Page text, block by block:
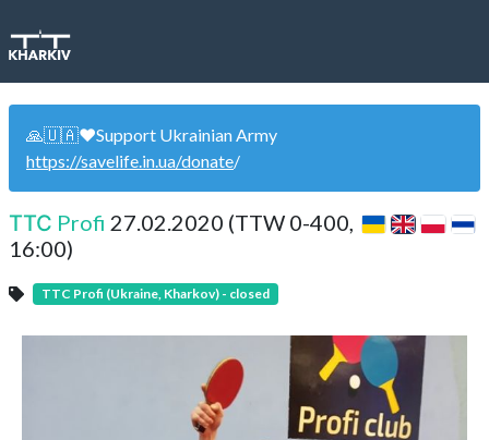
🙏🇺🇦❤️Support Ukrainian Army
https://savelife.in.ua/donate/
ТТС Profi 27.02.2020 (TTW 0-400,
16:00)
TTC Profi (Ukraine, Kharkov) - closed